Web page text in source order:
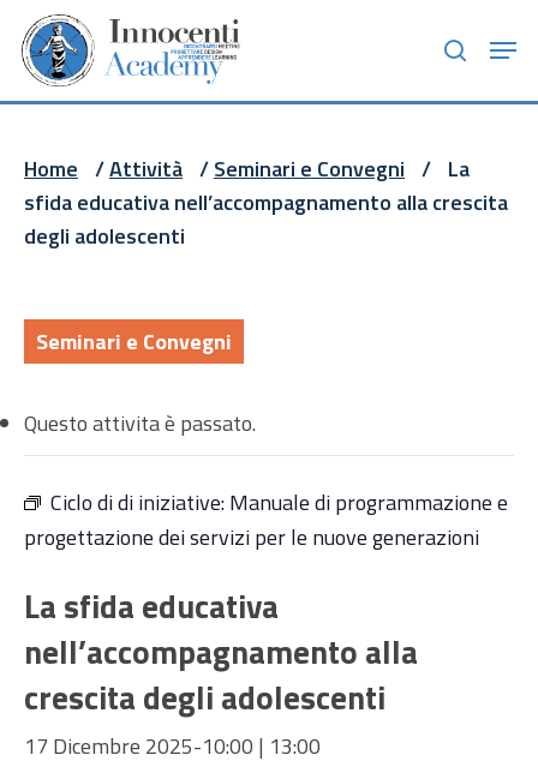
Skip
main
search
Home /Attività /Seminari e Convegni / La
sfida educativa nell’accompagnamento alla crescita
degli adolescenti
Seminari e Convegni
Questo attivita è passato.
Ciclo di di iniziative:Manuale di programmazione e
progettazione dei servizi per le nuove generazioni
La sfida educativa
nell’accompagnamento alla
crescita degli adolescenti
17 Dicembre 2025-10:00 | 13:00